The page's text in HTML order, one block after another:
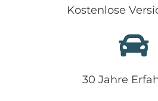
Kostenlose
30 Jahre